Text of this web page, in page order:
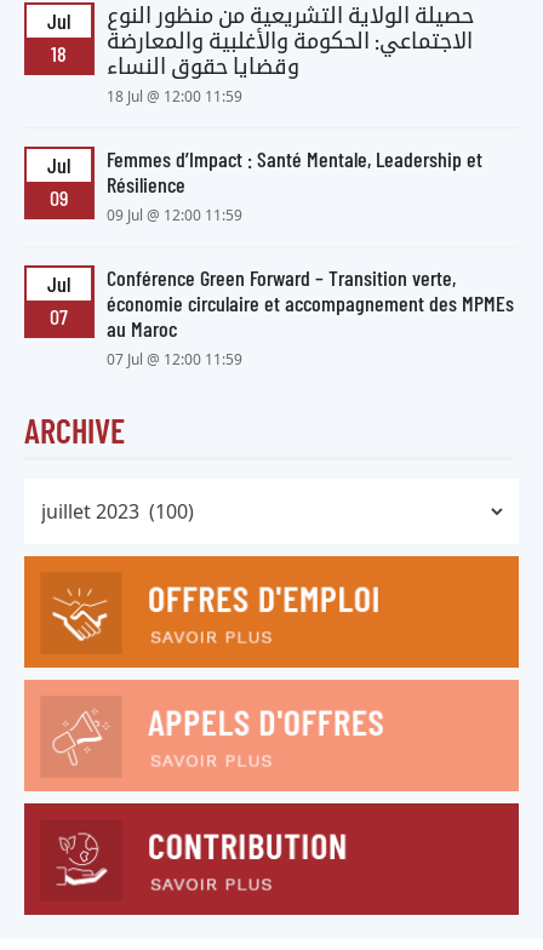
Jul
18
حصيلة الولاية التشريعية من منظور النوع
الاجتماعي: الحكومة والأغلبية والمعارضة
وقضايا حقوق النساء
18 Jul @ 12:00 11:59
Jul
09
Femmes d’Impact : Santé Mentale, Leadership et
Résilience
09 Jul @ 12:00 11:59
Jul
07
Conférence Green Forward – Transition verte,
économie circulaire et accompagnement des MPMEs
au Maroc
07 Jul @ 12:00 11:59
ARCHIVE